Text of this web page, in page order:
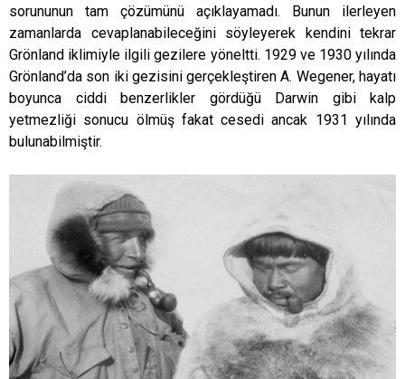
sorununun tam çözümünü açıklayamadı. Bunun ilerleyen
zamanlarda cevaplanabileceğini söyleyerek kendini tekrar
Grönland iklimiyle ilgili gezilere yöneltti. 1929 ve 1930 yılında
Grönland’da son iki gezisini gerçekleştiren A. Wegener, hayatı
boyunca ciddi benzerlikler gördüğü Darwin gibi kalp
yetmezliği sonucu ölmüş fakat cesedi ancak 1931 yılında
bulunabilmiştir.